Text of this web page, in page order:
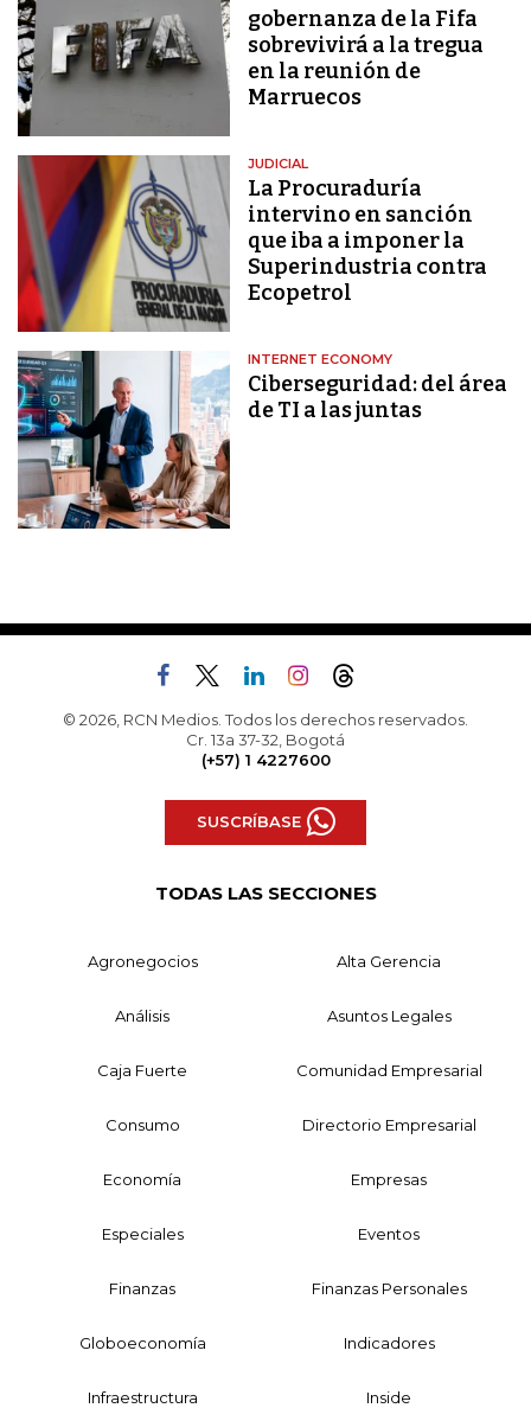
gobernanza de la Fifa
sobrevivirá a la tregua
en la reunión de
Marruecos
JUDICIAL
La Procuraduría
intervino en sanción
que iba a imponer la
Superindustria contra
Ecopetrol
INTERNET ECONOMY
Ciberseguridad: del área
de TI a las juntas
© 2026, RCN Medios. Todos los derechos reservados.
Cr. 13a 37-32, Bogotá
(+57) 1 4227600
SUSCRÍBASE
TODAS LAS SECCIONES
Agronegocios Alta Gerencia
Análisis Asuntos Legales
Caja Fuerte Comunidad Empresarial
Consumo Directorio Empresarial
Economía Empresas
Especiales Eventos
Finanzas Finanzas Personales
Globoeconomía Indicadores
Infraestructura Inside